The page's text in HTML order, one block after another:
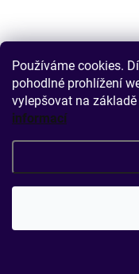
Používáme cookies.
pohodlné prohlížení
vylepšovat na
informací